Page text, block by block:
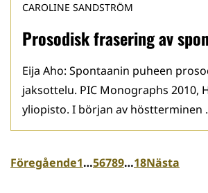
Prosodisk frasering av
CAROLINE SANDSTRÖM
Eija Aho: Spontaanin puheen
jaksottelu. PIC Monographs 2010,
yliopisto. I början av höstterminen
Föregående1…56789…18Nästa